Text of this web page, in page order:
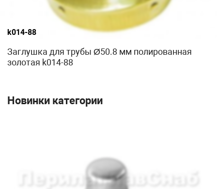
k014-88
Заглушка для трубы Ø50.8 мм полированная
золотая k014-88
Новинки категории